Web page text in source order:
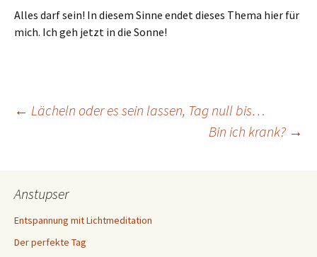
Alles darf sein! In diesem Sinne endet dieses Thema hier für
mich. Ich geh jetzt in die Sonne!
Beitragsnavigation
← Lächeln oder es sein lassen, Tag null bis…
Bin ich krank? →
Anstupser
Entspannung mit Lichtmeditation
Der perfekte Tag